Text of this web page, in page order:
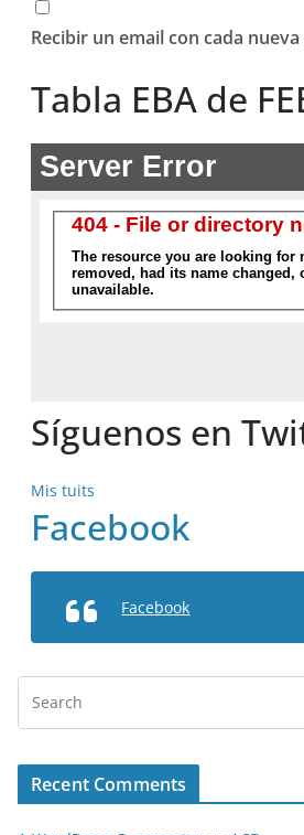
Recibir un email con cada
Tabla EBA de
Síguenos en
Mis tuits
Facebook
Facebook
Recent Comments